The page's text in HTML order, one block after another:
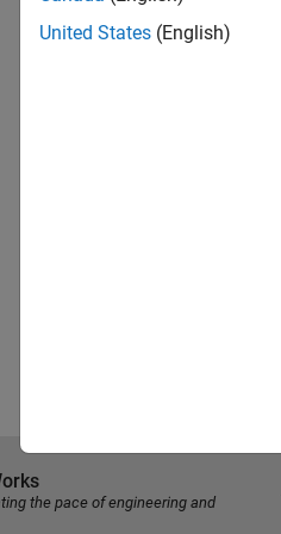
United States (English)
the pace of engineering and